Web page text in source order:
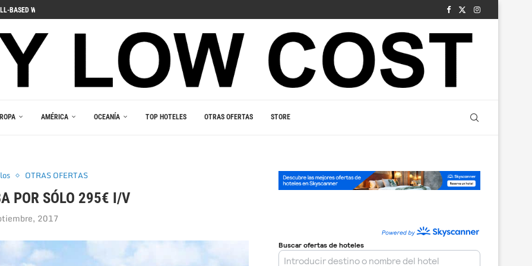
ПОГРУЖЕНИЯ В ИГРОВОЙ...
AMÉRICA OCEANÍA TOP HOTELES OTRAS OFERTAS STORE
OTRAS OFERTAS
POR SÓLO 295€ I/V
2017